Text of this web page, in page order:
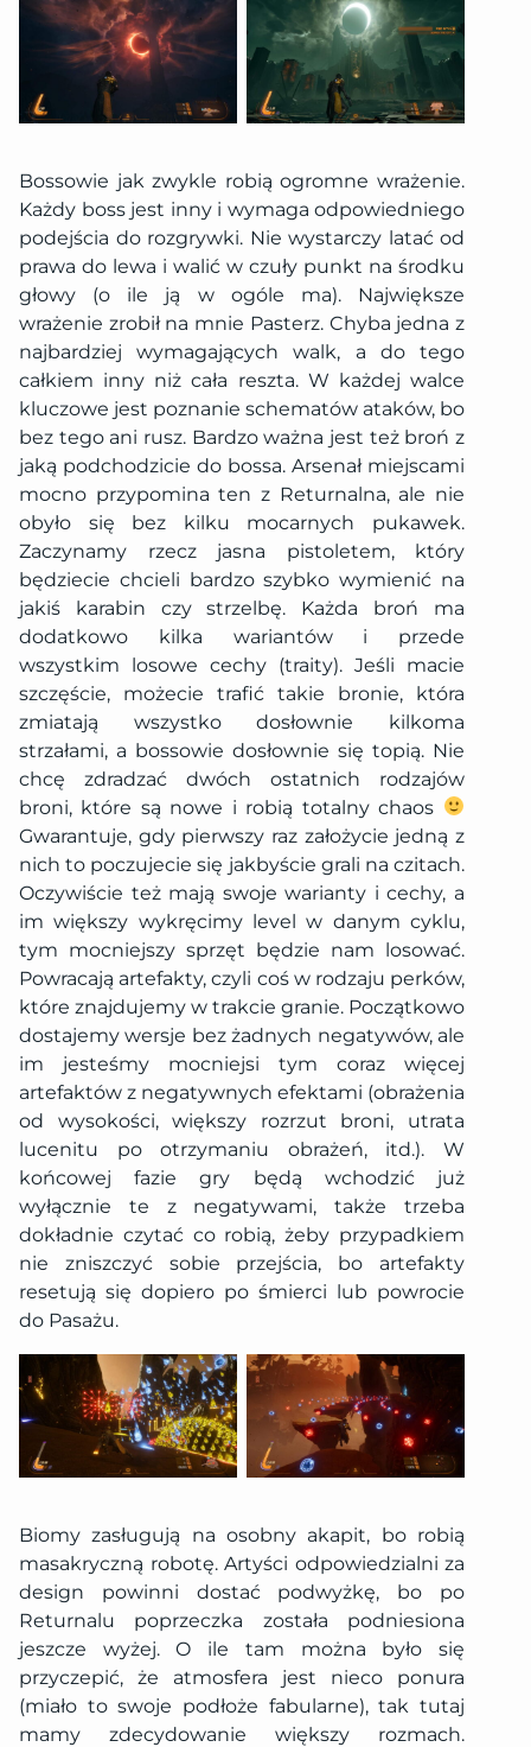
Bossowie jak zwykle robią ogromne wrażenie.
Każdy boss jest inny i wymaga odpowiedniego
podejścia do rozgrywki. Nie wystarczy latać od
prawa do lewa i walić w czuły punkt na środku
głowy (o ile ją w ogóle ma). Największe
wrażenie zrobił na mnie Pasterz. Chyba jedna z
najbardziej wymagających walk, a do tego
całkiem inny niż cała reszta. W każdej walce
kluczowe jest poznanie schematów ataków, bo
bez tego ani rusz. Bardzo ważna jest też broń z
jaką podchodzicie do bossa. Arsenał miejscami
mocno przypomina ten z Returnalna, ale nie
obyło się bez kilku mocarnych pukawek.
Zaczynamy rzecz jasna pistoletem, który
będziecie chcieli bardzo szybko wymienić na
jakiś karabin czy strzelbę. Każda broń ma
dodatkowo kilka wariantów i przede
wszystkim losowe cechy (traity). Jeśli macie
szczęście, możecie trafić takie bronie, która
zmiatają wszystko dosłownie kilkoma
strzałami, a bossowie dosłownie się topią. Nie
chcę zdradzać dwóch ostatnich rodzajów
broni, które są nowe i robią totalny chaos
Gwarantuje, gdy pierwszy raz założycie jedną z
nich to poczujecie się jakbyście grali na czitach.
Oczywiście też mają swoje warianty i cechy, a
im większy wykręcimy level w danym cyklu,
tym mocniejszy sprzęt będzie nam losować.
Powracają artefakty, czyli coś w rodzaju perków,
które znajdujemy w trakcie granie. Początkowo
dostajemy wersje bez żadnych negatywów, ale
im jesteśmy mocniejsi tym coraz więcej
artefaktów z negatywnych efektami (obrażenia
od wysokości, większy rozrzut broni, utrata
lucenitu po otrzymaniu obrażeń, itd.). W
końcowej fazie gry będą wchodzić już
wyłącznie te z negatywami, także trzeba
dokładnie czytać co robią, żeby przypadkiem
nie zniszczyć sobie przejścia, bo artefakty
resetują się dopiero po śmierci lub powrocie
do Pasażu.
Biomy zasługują na osobny akapit, bo robią
masakryczną robotę. Artyści odpowiedzialni za
design powinni dostać podwyżkę, bo po
Returnalu poprzeczka została podniesiona
jeszcze wyżej. O ile tam można było się
przyczepić, że atmosfera jest nieco ponura
(miało to swoje podłoże fabularne), tak tutaj
mamy zdecydowanie większy rozmach.